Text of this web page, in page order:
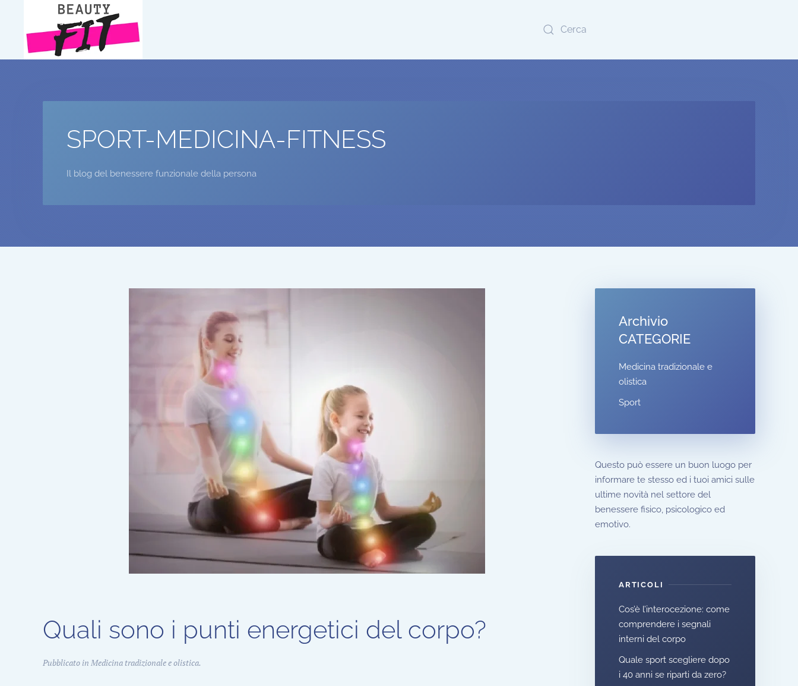
Passa al contenuto principale
SPORT-MEDICINA-FITNESS
Il blog del benessere funzionale della persona
Quali sono i punti energetici del corpo?
Pubblicato in Medicina tradizionale e olistica.
Archivio
CATEGORIE
Medicina tradizionale e
olistica
Sport
Questo può essere un buon luogo per
informare te stesso ed i tuoi amici sulle
ultime novità nel settore del
benessere fisico, psicologico ed
emotivo.
ARTICOLI
Cos’è l’interocezione: come
comprendere i segnali
interni del corpo
Quale sport scegliere dopo
i 40 anni se riparti da zero?